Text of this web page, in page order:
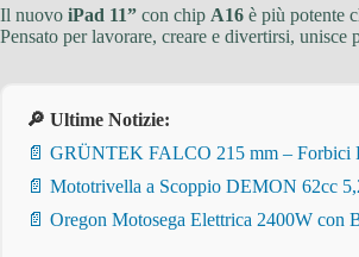
Il nuovo iPad 11” con chip A16 è più potente
Pensato per lavorare, creare e divertirsi,
🔎 Ultime Notizie:
📄 GRÜNTEK FALCO 215 mm – Forbici
📄 Mototrivella a Scoppio DEMON 62cc
📄 Oregon Motosega Elettrica 2400W con